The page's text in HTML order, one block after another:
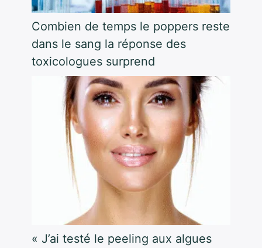
Combien de temps le poppers reste
dans le sang la réponse des
toxicologues surprend
« J’ai testé le peeling aux algues